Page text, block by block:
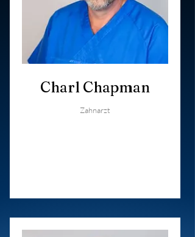
Charl Chapman
Zahnarzt